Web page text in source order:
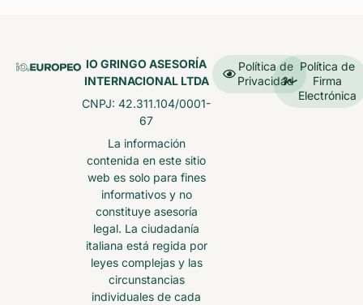
IO GRINGO ASESORÍA
INTERNACIONAL LTDA
CNPJ: 42.311.104/0001-
67
La información
contenida en este sitio
web es solo para fines
informativos y no
constituye asesoría
legal. La ciudadanía
italiana está regida por
leyes complejas y las
circunstancias
individuales de cada
Política de
Privacidad
Política de
Firma
Electrónica